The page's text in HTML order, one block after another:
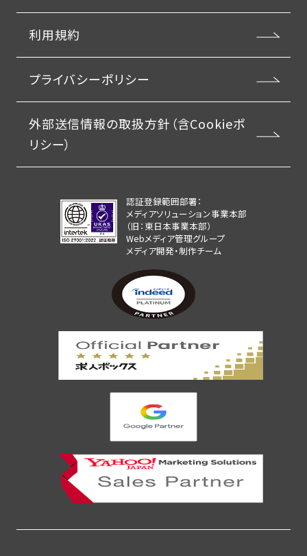
利用規約
プライバシーポリシー
外部送信情報の取扱方針（含Cookieポ
リシー）
認証登録範囲部署：
メディアソリューション事業本部
（旧：東日本事業本部）
Webメディア管理グループ
メディア開発・制作チーム